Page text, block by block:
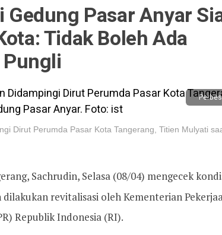
Pasar Anyar
Tidak Boleh Ada
Dirut Perumda Pasar Kota Tangerang, Titien Mulyati
Sachrudin, Selasa (08/04) mengecek
revitalisasi oleh Kementerian
Republik Indonesia (RI).